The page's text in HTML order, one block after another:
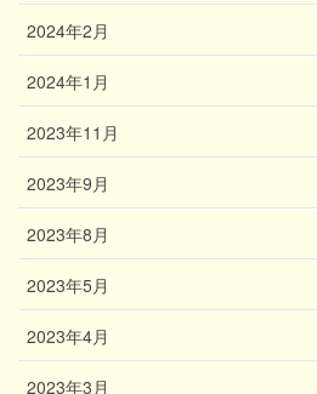
2024年2月
2024年1月
2023年11月
2023年9月
2023年8月
2023年5月
2023年4月
2023年3月